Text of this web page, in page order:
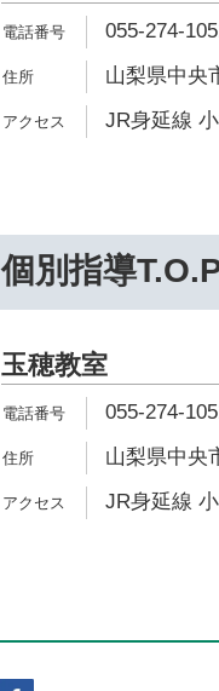
055-274-
山梨県中央
JR身延線
個別指導
玉穂教室
055-274-
山梨県中央
JR身延線